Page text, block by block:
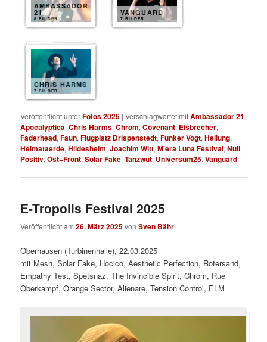
AMBASSADOR
21
8 BILDER
VANGUARD
7 BILDER
CHRIS HARMS
7 BILDER
Veröffentlicht unterFotos 2025 |Verschlagwortet mitAmbassador 21,
Apocalyptica,Chris Harms,Chrom,Covenant, Eisbrecher,
Faderhead,Faun,Flugplatz Drispenstedt,Funker Vogt,Heilung,
Heimataerde,Hildesheim,Joachim Witt,M'era Luna Festival,Null
Positiv,Ost+Front,Solar Fake,Tanzwut, Universum25,Vanguard
E-Tropolis Festival 2025
Veröffentlicht am26. März 2025vonSven Bähr
Oberhausen (Turbinenhalle), 22.03.2025
mit Mesh, Solar Fake, Hocico, Aesthetic Perfection, Rotersand,
Empathy Test, Spetsnaz, The Invincible Spirit, Chrom, Rue
Oberkampf, Orange Sector, Alienare, Tension Control, ELM